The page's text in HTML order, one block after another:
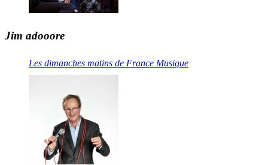
Jim adooore
Les dimanches matins de France Musique